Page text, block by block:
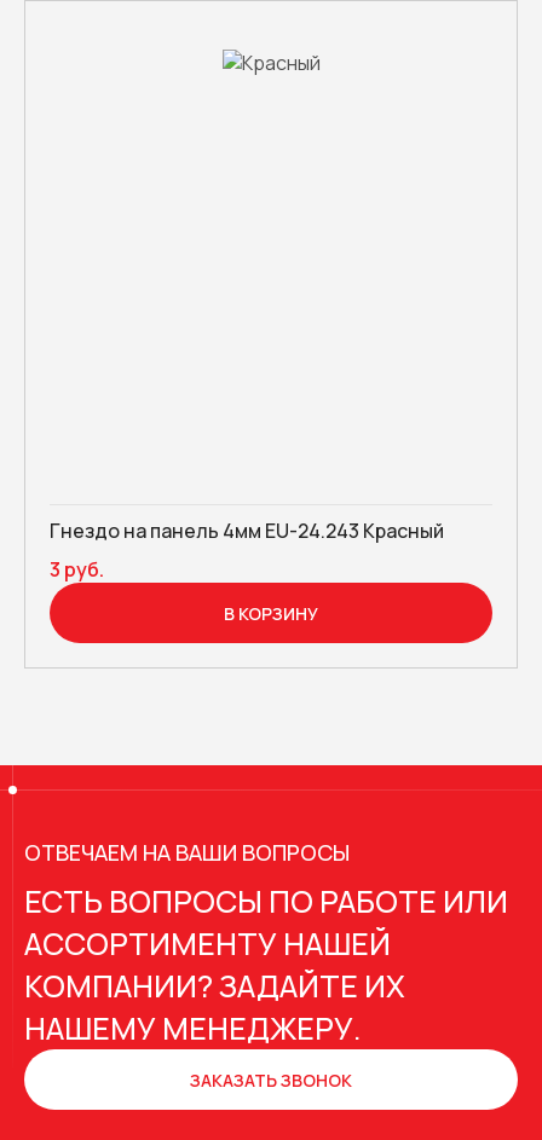
Гнездо на панель 4мм EU-24.243 Красный
3 руб.
В КОРЗИНУ
ОТВЕЧАЕМ НА ВАШИ ВОПРОСЫ
ЕСТЬ ВОПРОСЫ ПО РАБОТЕ ИЛИ
АССОРТИМЕНТУ НАШЕЙ
КОМПАНИИ? ЗАДАЙТЕ ИХ
НАШЕМУ МЕНЕДЖЕРУ.
ЗАКАЗАТЬ ЗВОНОК